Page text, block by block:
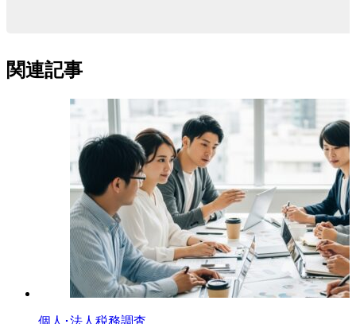
関連記事
個人･法人税務調査